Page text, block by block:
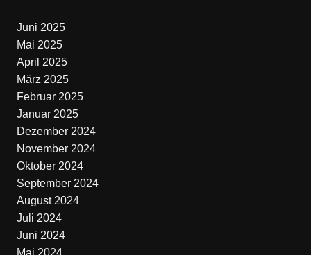
Juni 2025
Mai 2025
April 2025
März 2025
Februar 2025
Januar 2025
Dezember 2024
November 2024
Oktober 2024
September 2024
August 2024
Juli 2024
Juni 2024
Mai 2024